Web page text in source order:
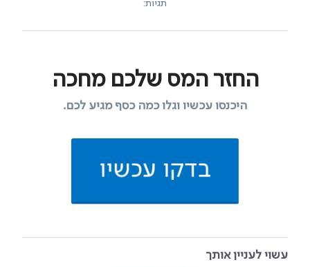
תגיות:
החזר המס שלכם מחכה
היכנסו עכשיו וגלו כמה כסף מגיע לכם.
בדקו עכשיו
עשוי לעניין אותך